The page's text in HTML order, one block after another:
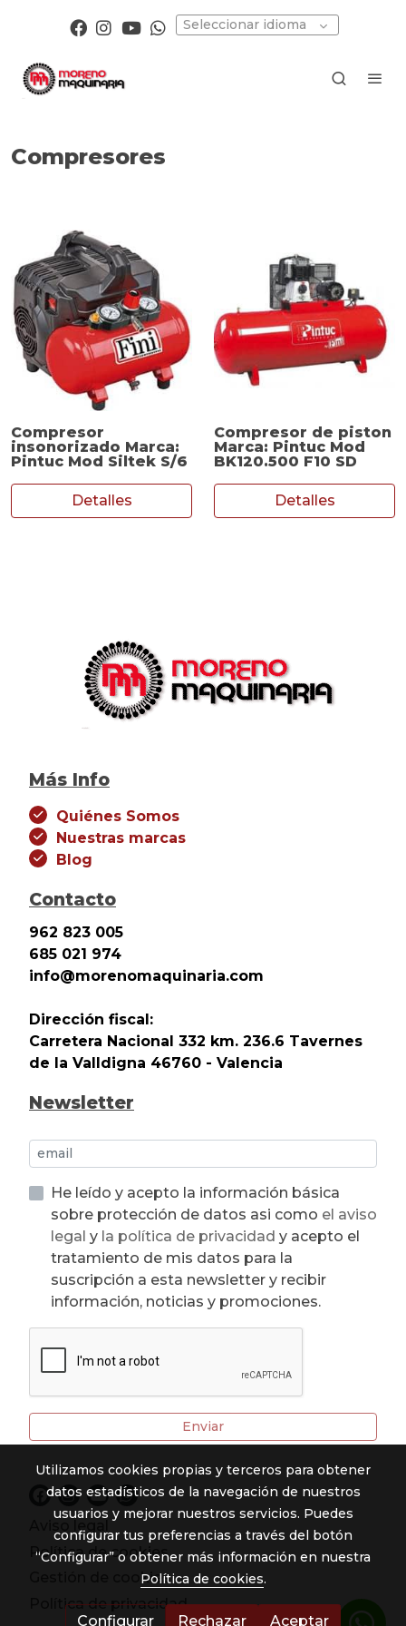
Seleccionar idioma
Compresores
Compresor
insonorizado Marca:
Pintuc Mod Siltek S/6
Detalles
Compresor de piston
Marca: Pintuc Mod
BK120.500 F10 SD
Detalles
Más Info
Quiénes Somos
Nuestras marcas
Blog
Contacto
962 823 005
685 021 974
info@morenomaquinaria.com
Dirección fiscal:
Carretera Nacional 332 km. 236.6 Tavernes
de la Valldigna 46760 - Valencia
Newsletter
He leído y acepto la información básica
sobre protección de datos asi como el aviso
legal y la política de privacidad y acepto el
tratamiento de mis datos para la
suscripción a esta newsletter y recibir
información, noticias y promociones.
Enviar
Aviso legal
Política de cookies
Gestión de cookies
Política de privacidad
Utilizamos cookies propias y terceros para obtener
datos estadísticos de la navegación de nuestros
usuarios y mejorar nuestros servicios. Puedes
configurar tus preferencias a través del botón
“Configurar” o obtener más información en nuestra
Política de cookies.
Configurar Rechazar Aceptar